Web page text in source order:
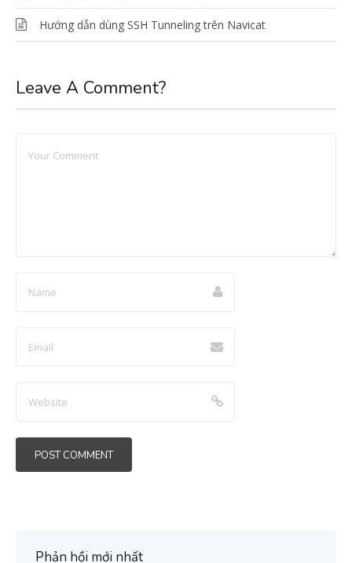
Hướng dẫn dùng SSH Tunneling trên Navicat
Leave A Comment?
Phản hồi mới nhất